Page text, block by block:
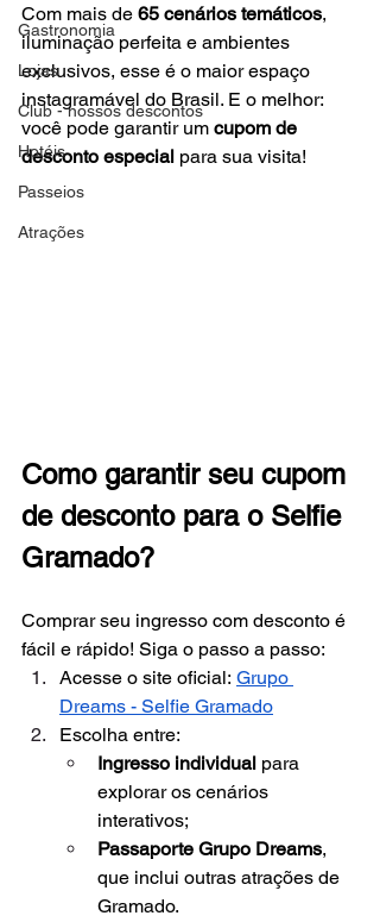
Gastronomia
Lojas
Club - nossos descontos
Hotéis
Passeios
Atrações
Com mais de 65 cenários temáticos,
iluminação perfeita e ambientes
exclusivos, esse é o maior espaço
instagramável do Brasil. E o melhor:
você pode garantir um cupom de
desconto especial para sua visita!
Como garantir seu cupom
de desconto para o Selfie
Gramado?
Comprar seu ingresso com desconto é
fácil e rápido! Siga o passo a passo:
Acesse o site oficial: Grupo
Dreams - Selfie Gramado
Escolha entre:
Ingresso individual para
explorar os cenários
interativos;
Passaporte Grupo Dreams,
que inclui outras atrações de
Gramado.